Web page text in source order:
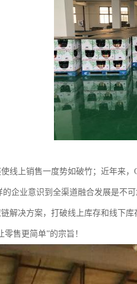
线上销售一度势如破竹；近年来
的企业意识到全渠道融合发展是不
解决方案，打破线上库存和线下
售更简单”的宗旨！